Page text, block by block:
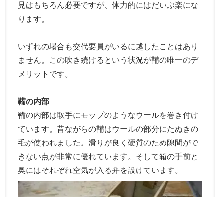
見はもちろん必要ですが、体力的にはだいぶ楽にな
ります。
いずれの場合も交代要員がいるに越したことはあり
ません。この吹き続けるという状況が鞴の唯一のデ
メリットです。
鞴の内部
鞴の内部は取手にモップのようなウールを巻き付け
ています。昔ながらの鞴はウールの部分にたぬきの
毛が使われました。滑りが良く硬質のため隙間がで
きない点が非常に優れています。そして箱の手前と
奥にはそれぞれ空気が入る弁を設けています。